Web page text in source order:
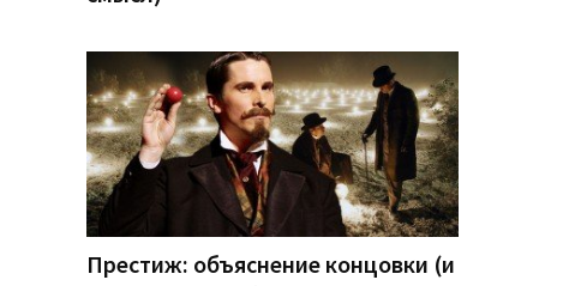
Престиж: объяснение концовки (и